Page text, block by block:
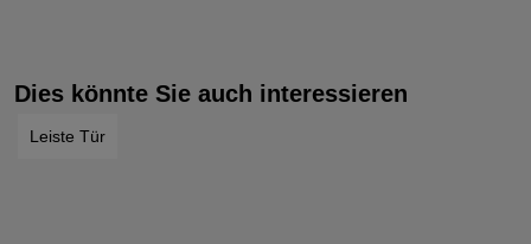
Dies könnte Sie auch interessieren
Leiste Tür